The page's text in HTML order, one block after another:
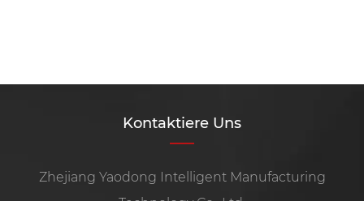
Kontaktiere Uns
Zhejiang Yaodong Intelligent Manufacturing